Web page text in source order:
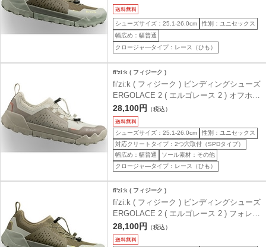
シューズサイズ：25.1-26.0cm
性別：ユニセックス
幅広め：幅普通
クロージャ―タイプ：レース（ひも）
fi'zi:k ( フィジーク )
fi'zi:k ( フィジーク ) ビンディングシューズ
ERGOLACE 2 ( エルゴレース 2 ) オフホワ
イト 40.0 ( 25.7cm )
28,100円 （税込）
シューズサイズ：25.1-26.0cm
性別：ユニセックス
対応クリートタイプ：2つ穴取付（SPDタイプ）
幅広め：幅普通
ソール素材：その他
クロージャ―タイプ：レース（ひも）
fi'zi:k ( フィジーク )
fi'zi:k ( フィジーク ) ビンディングシューズ
ERGOLACE 2 ( エルゴレース 2 ) フォレス
トグリーン/キャメル 42.0 ( 27.0cm )
28,100円 （税込）